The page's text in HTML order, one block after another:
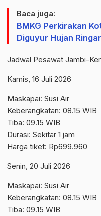
Baca juga:
BMKG Perkirakan
Diguyur Hujan
Jadwal Pesawat Jambi-
Kamis, 16 Juli 2026
Maskapai: Susi Air
Keberangkatan: 08.15 WIB
Tiba: 09.15 WIB
Durasi: Sekitar 1 jam
Harga tiket: Rp699.960
Senin, 20 Juli 2026
Maskapai: Susi Air
Keberangkatan: 08.15 WIB
Tiba: 09.15 WIB